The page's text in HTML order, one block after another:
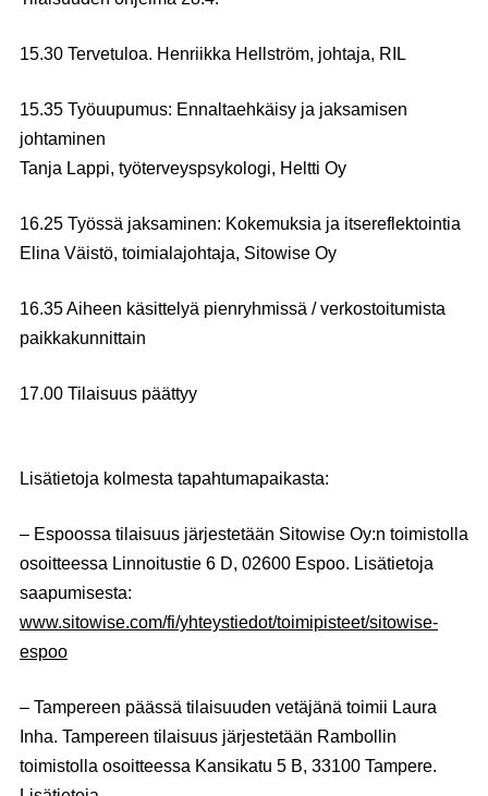
15.30 Tervetuloa. Henriikka Hellström, johtaja, RIL
15.35 Työuupumus: Ennaltaehkäisy ja jaksamisen
johtaminen
Tanja Lappi, työterveyspsykologi, Heltti Oy
16.25 Työssä jaksaminen: Kokemuksia ja itsereflektointia
Elina Väistö, toimialajohtaja, Sitowise Oy
16.35 Aiheen käsittelyä pienryhmissä / verkostoitumista
paikkakunnittain
17.00 Tilaisuus päättyy
Lisätietoja kolmesta tapahtumapaikasta:
– Espoossa tilaisuus järjestetään Sitowise Oy:n toimistolla
osoitteessa Linnoitustie 6 D, 02600 Espoo. Lisätietoja
saapumisesta:
www.sitowise.com/fi/yhteystiedot/toimipisteet/sitowise-
espoo
– Tampereen päässä tilaisuuden vetäjänä toimii Laura
Inha. Tampereen tilaisuus järjestetään Rambollin
toimistolla osoitteessa Kansikatu 5 B, 33100 Tampere.